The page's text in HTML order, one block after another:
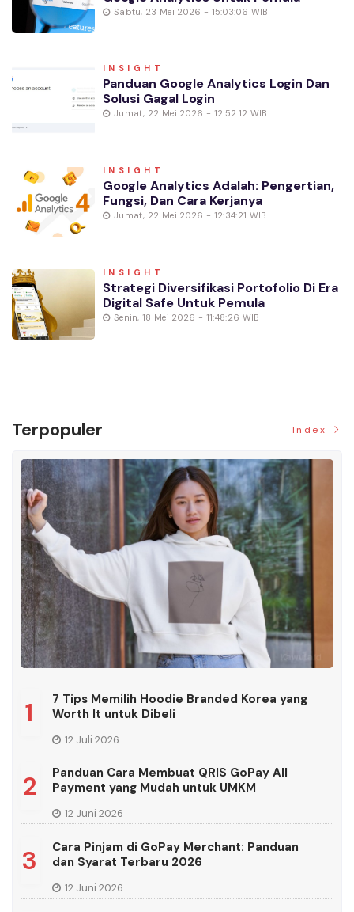
Sabtu, 23 Mei 2026 - 15:03:06 WIB
INSIGHT
Panduan Google Analytics Login Dan
Solusi Gagal Login
Jumat, 22 Mei 2026 - 12:52:12 WIB
INSIGHT
Google Analytics Adalah: Pengertian,
Fungsi, Dan Cara Kerjanya
Jumat, 22 Mei 2026 - 12:34:21 WIB
INSIGHT
Strategi Diversifikasi Portofolio Di Era
Digital Safe Untuk Pemula
Senin, 18 Mei 2026 - 11:48:26 WIB
Terpopuler Index
1
7 Tips Memilih Hoodie Branded Korea yang
Worth It untuk Dibeli
12 Juli 2026
2
Panduan Cara Membuat QRIS GoPay All
Payment yang Mudah untuk UMKM
12 Juni 2026
3
Cara Pinjam di GoPay Merchant: Panduan
dan Syarat Terbaru 2026
12 Juni 2026